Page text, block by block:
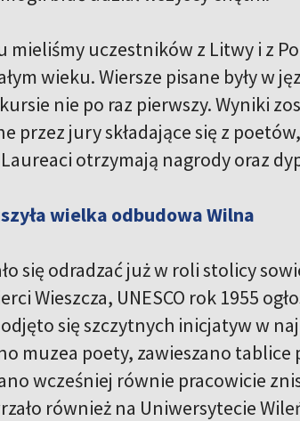
mieliśmy uczestników z Litwy i z
wieku. Wiersze pisane były w
nie po raz pierwszy. Wyniki
przez jury składające się z
otrzymają nagrody oraz
wielka odbudowa Wilna
się odradzać już w roli stolicy
Wieszcza, UNESCO rok 1955
się szczytnych inicjatyw w
muzea poety, zawieszano
wcześniej równie pracowicie
również na Uniwersytecie